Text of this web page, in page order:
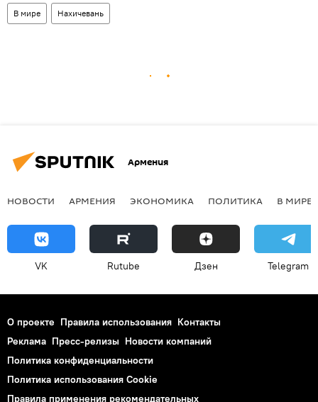
В мире Нахичевань
Армения
НОВОСТИ АРМЕНИЯ ЭКОНОМИКА ПОЛИТИКА В МИРЕ
VK Rutube Дзен Telegram
О проекте Правила использования Контакты
Реклама Пресс-релизы Новости компаний
Политика конфиденциальности
Политика использования Cookie
Правила применения рекомендательных